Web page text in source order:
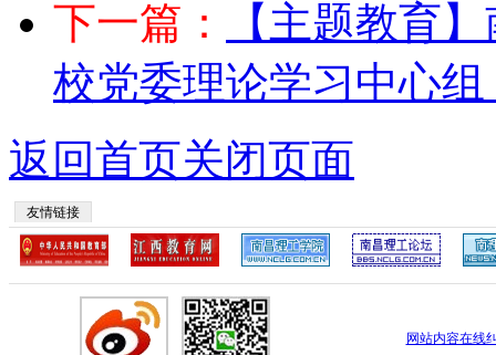
下一篇：
【主题教育
校党委理论学习中心
返回首页关闭页面
友情链接
网站内容在线